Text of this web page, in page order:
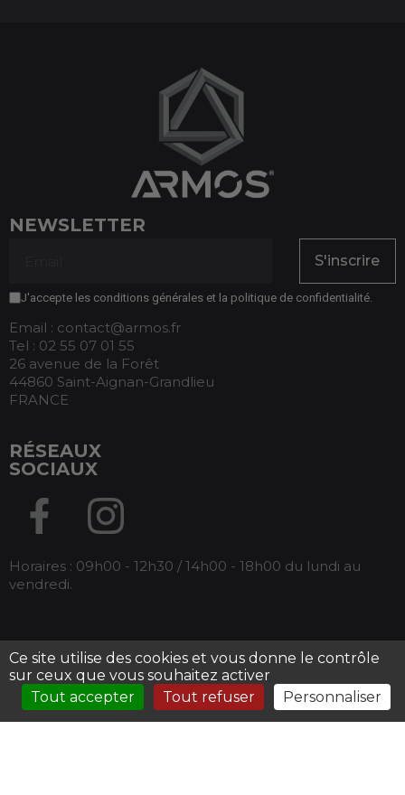
NEWSLETTER
S'inscrire
J'accepte les conditions générales et la politique de confidentialité.
Email : contact@armos.fr
Tel : 02 55 07 01 55
26 avenue de la Forêt
44860 Saint-Aignan-Grandlieu
FRANCE
RÉSEAUX
SOCIAUX
Horaires : 09h00 - 12h30 / 14h00 - 18h00 du lundi au
vendredi.
Tous droits réservés Armos -Mentions légales
Conditions générales de ventes
Ce site utilise des cookies et vous donne le contrôle
sur ceux que vous souhaitez activer
Tout accepter
Tout refuser Personnaliser